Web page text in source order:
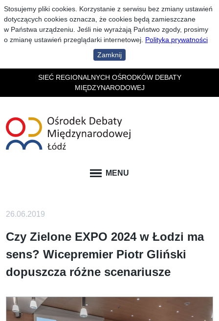
Stosujemy pliki cookies. Korzystanie z serwisu bez zmiany ustawień
dotyczących cookies oznacza, że cookies będą zamieszczane
w Państwa urządzeniu. Jeśli nie wyrażają Państwo zgody, prosimy
o zmianę ustawień przeglądarki internetowej. Polityka prywatności
Zamknij
SIEĆ REGIONALNYCH OŚRODKÓW DEBATY
MIĘDZYNARODOWEJ
MENU
26.06.2019
Czy Zielone EXPO 2024 w Łodzi ma
sens? Wicepremier Piotr Gliński
dopuszcza różne scenariusze